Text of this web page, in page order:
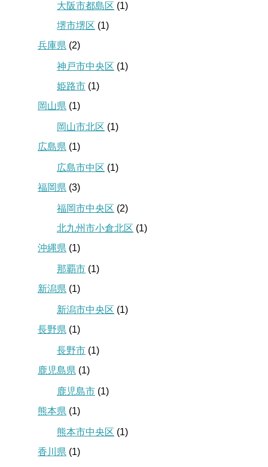
大阪市都島区 (1)
堺市堺区 (1)
兵庫県 (2)
神戸市中央区 (1)
姫路市 (1)
岡山県 (1)
岡山市北区 (1)
広島県 (1)
広島市中区 (1)
福岡県 (3)
福岡市中央区 (2)
北九州市小倉北区 (1)
沖縄県 (1)
那覇市 (1)
新潟県 (1)
新潟市中央区 (1)
長野県 (1)
長野市 (1)
鹿児島県 (1)
鹿児島市 (1)
熊本県 (1)
熊本市中央区 (1)
香川県 (1)